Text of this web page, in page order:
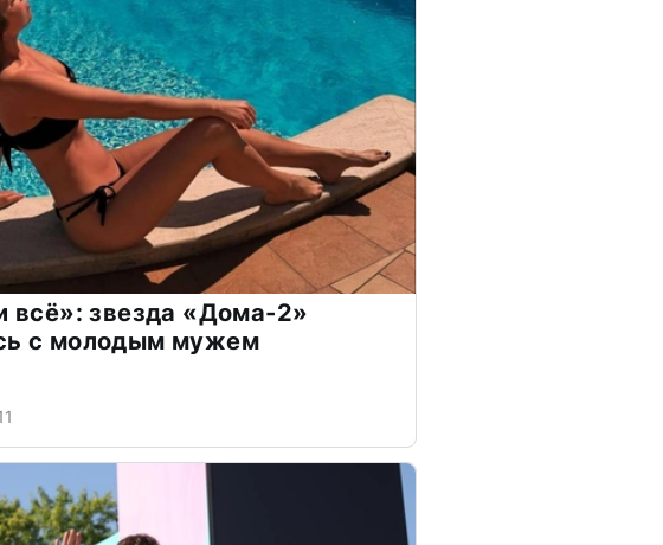
всё»: звезда «Дома-2»
с молодым мужем